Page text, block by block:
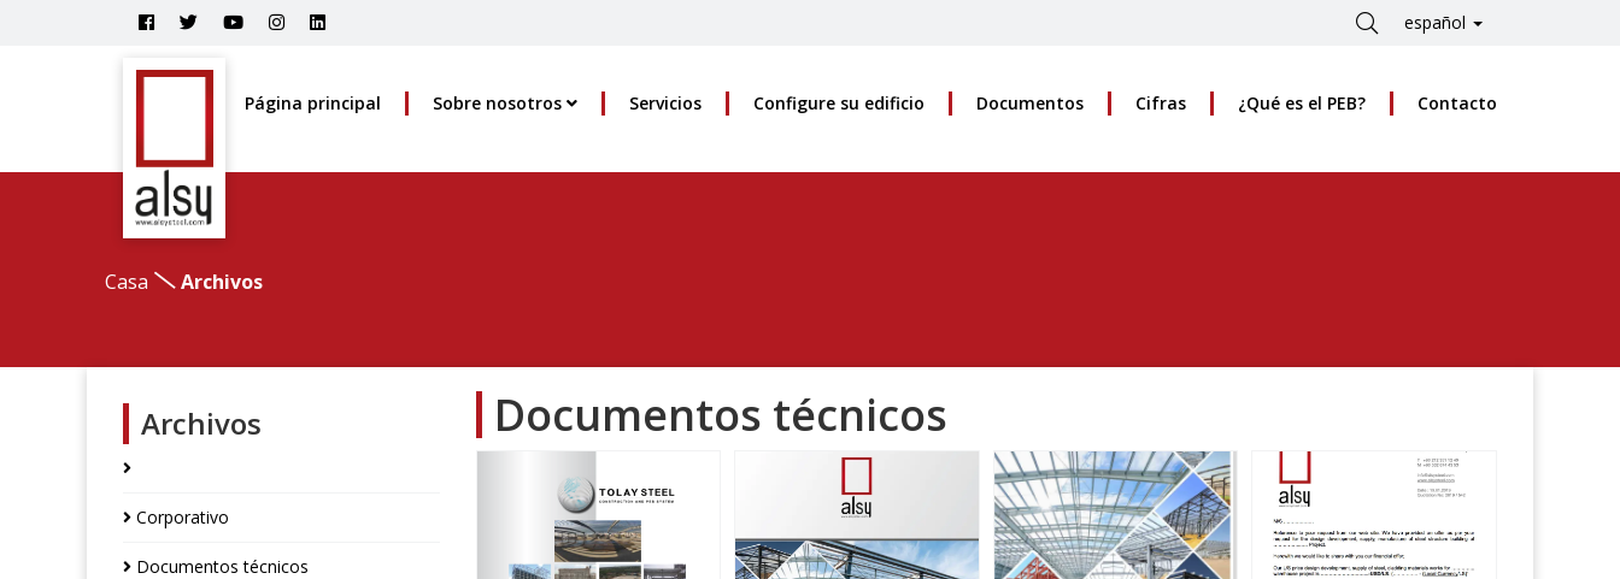
español
Página principal Sobre nosotros Servicios Configure su edificio Documentos Cifras ¿Qué es el PEB? Contacto
Casa Archivos
Archivos
Corporativo
Documentos técnicos
Documentos técnicos